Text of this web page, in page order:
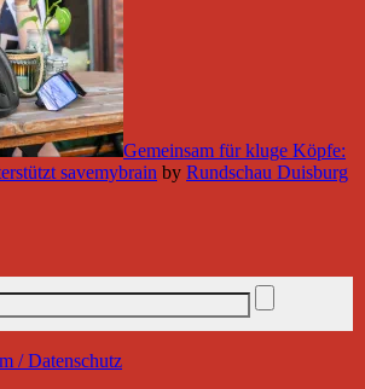
Gemeinsam für kluge Köpfe:
savemybrain by Rundschau Duisburg
/ Datenschutz